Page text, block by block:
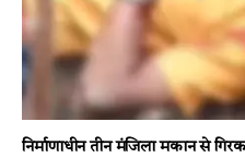
निर्माणाधीन तीन मंजिला मकान से